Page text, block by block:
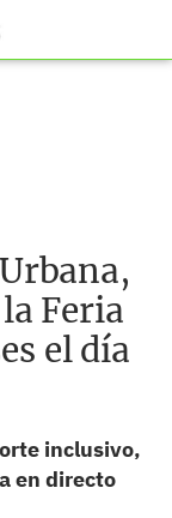
Feria
el día
inclusivo,
en directo